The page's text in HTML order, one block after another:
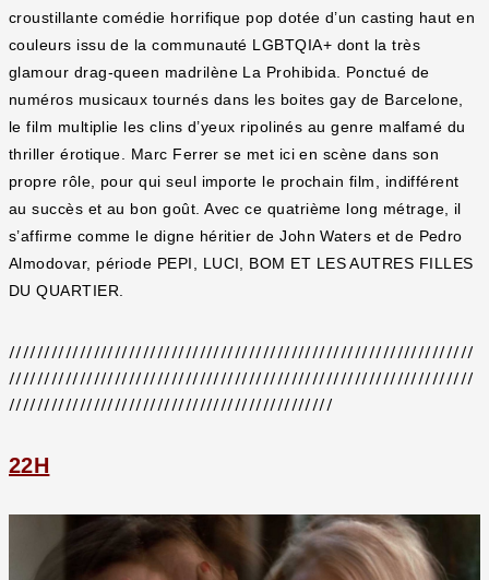
croustillante comédie horrifique pop dotée d’un casting haut en
couleurs issu de la communauté LGBTQIA+ dont la très
glamour drag-queen madrilène La Prohibida. Ponctué de
numéros musicaux tournés dans les boites gay de Barcelone,
le film multiplie les clins d’yeux ripolinés au genre malfamé du
thriller érotique. Marc Ferrer se met ici en scène dans son
propre rôle, pour qui seul importe le prochain film, indifférent
au succès et au bon goût. Avec ce quatrième long métrage, il
s’affirme comme le digne héritier de John Waters et de Pedro
Almodovar, période PEPI, LUCI, BOM ET LES AUTRES FILLES
DU QUARTIER.
//////////////////////////////////////////////////////////////////
//////////////////////////////////////////////////////////////////
//////////////////////////////////////////////
22H